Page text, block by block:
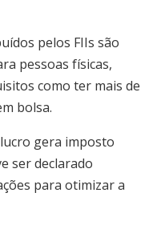
pelos FIIs são
pessoas físicas,
como ter mais de
bolsa.
gera imposto
ser declarado
para otimizar a